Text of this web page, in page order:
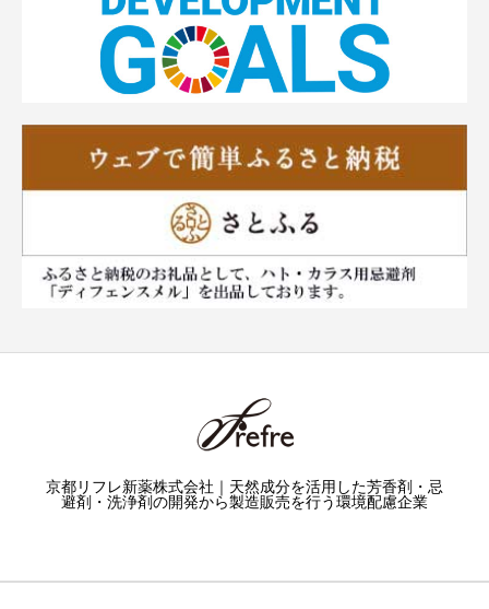
京都リフレ新薬株式会社｜天然成分を活用した芳香剤・忌
避剤・洗浄剤の開発から製造販売を行う環境配慮企業